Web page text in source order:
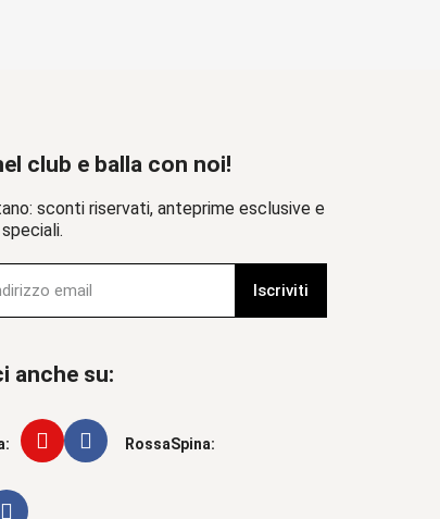
club e balla con noi!
sconti riservati, anteprime esclusive e
Iscriviti
anche su:
RossaSpina: